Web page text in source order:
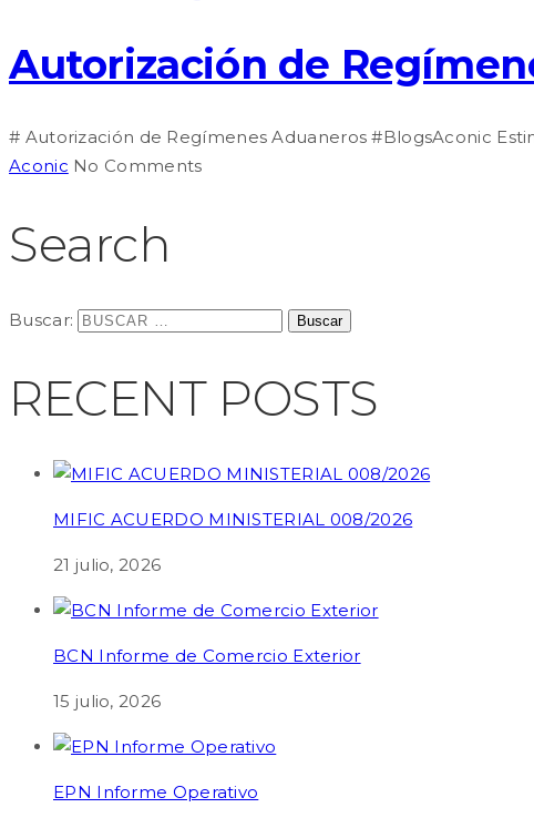
Autorización de
# Autorización de Regímenes Aduaneros #BlogsAconic
Aconic No Comments
Search
Buscar:
RECENT POSTS
MIFIC ACUERDO MINISTERIAL 008/2026
21 julio, 2026
BCN Informe de Comercio Exterior
15 julio, 2026
EPN Informe Operativo